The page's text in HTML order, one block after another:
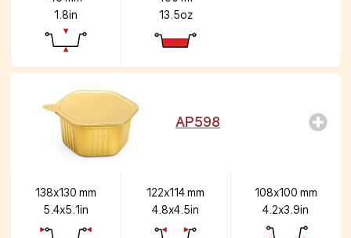
1.8in
13.5oz
AP598
138x130 mm
5.4x5.1in
122x114 mm
4.8x4.5in
108x100 mm
4.2x3.9in